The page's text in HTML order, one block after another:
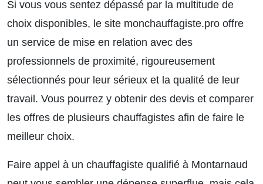
Si vous vous sentez dépassé par la multitude de
choix disponibles, le site monchauffagiste.pro offre
un service de mise en relation avec des
professionnels de proximité, rigoureusement
sélectionnés pour leur sérieux et la qualité de leur
travail. Vous pourrez y obtenir des devis et comparer
les offres de plusieurs chauffagistes afin de faire le
meilleur choix.
Faire appel à un chauffagiste qualifié à Montarnaud